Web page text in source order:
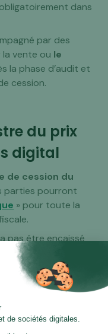
dans
par des
vente ou le
la phase d’audit et
cession.
du prix
digital
de cession du
parties pourront
» pour toute la
pas être encaissé
la signature de
afin que les
et obtenir le
prix de vente.
5 mois au